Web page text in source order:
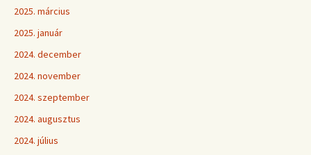
2025. március
2025. január
2024. december
2024. november
2024. szeptember
2024. augusztus
2024. július